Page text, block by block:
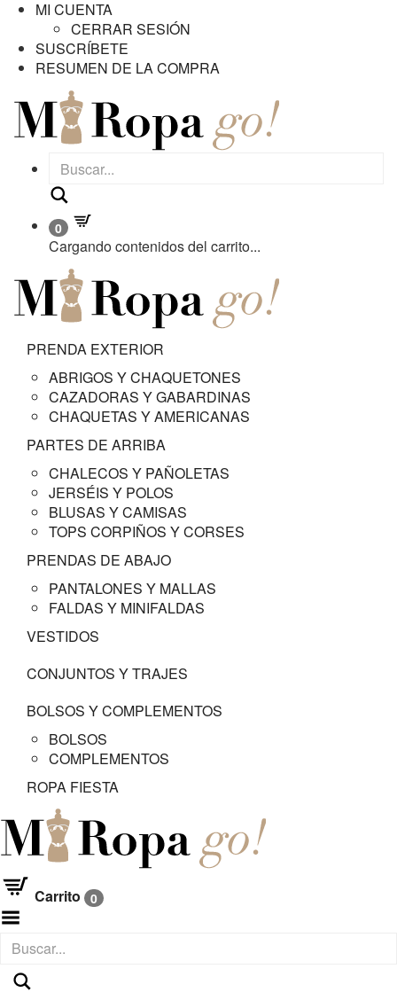
MI CUENTA
CERRAR SESIÓN
SUSCRÍBETE
RESUMEN DE LA COMPRA
0
Cargando contenidos del carrito...
PRENDA EXTERIOR
ABRIGOS Y CHAQUETONES
CAZADORAS Y GABARDINAS
CHAQUETAS Y AMERICANAS
PARTES DE ARRIBA
CHALECOS Y PAÑOLETAS
JERSÉIS Y POLOS
BLUSAS Y CAMISAS
TOPS CORPIÑOS Y CORSES
PRENDAS DE ABAJO
PANTALONES Y MALLAS
FALDAS Y MINIFALDAS
VESTIDOS
CONJUNTOS Y TRAJES
BOLSOS Y COMPLEMENTOS
BOLSOS
COMPLEMENTOS
ROPA FIESTA
Carrito 0